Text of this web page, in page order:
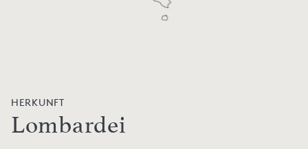
HERKUNFT
Lombardei